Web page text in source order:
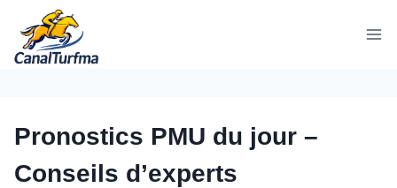
contenu
Pronostics PMU du jour –
Conseils d’experts